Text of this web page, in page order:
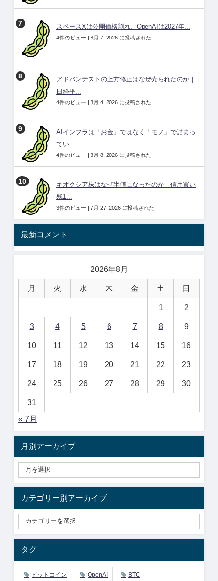
スペースXは公開価格割れ、OpenAIは2027年...
4件のビュー | 8月 7, 2026 に投稿された
アドバンテストの上方修正はなぜ売られたのか｜
日経平...
4件のビュー | 8月 4, 2026 に投稿された
AIインフラは「お金」ではなく「モノ」で詰まっ
てい...
4件のビュー | 8月 8, 2026 に投稿された
キオクシア株はなぜ半値になったのか｜信用買い
残1...
3件のビュー | 7月 27, 2026 に投稿された
最新コメント
2026年8月
月 火 水 木 金 土 日
1 2
3 4 5 6 7 8 9
10 11 12 13 14 15 16
17 18 19 20 21 22 23
24 25 26 27 28 29 30
31
« 7月
月別アーカイブ
カテゴリー別アーカイブ
タグ
ビットコイン OpenAI BTC